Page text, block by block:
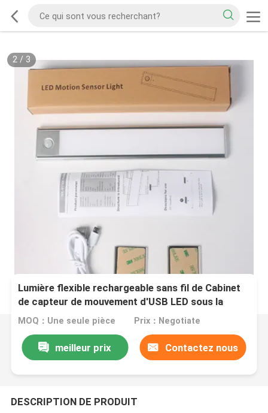
2/ 3
Lumière flexible rechargeable sans fil de Cabinet
de capteur de mouvement d'USB LED sous la
contre- lumière d'éclairage de cabinet
MOQ：Une seule pièce Prix：Negotiate
meilleur prix Contactez nous
DESCRIPTION DE PRODUIT